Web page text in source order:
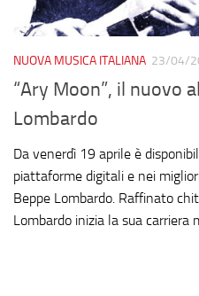
NUOVA MUSICA ITALIANA 23/04/
“Ary Moon”, il nuovo
Lombardo
Da venerdì 19 aprile è
piattaforme digitali e nei
Beppe Lombardo. Raffinato
Lombardo inizia la sua carriera